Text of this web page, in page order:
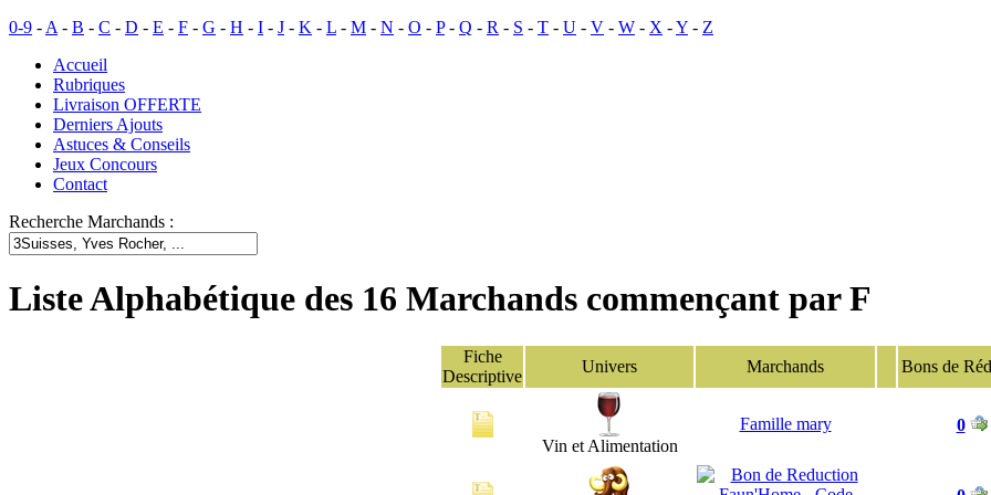
0-9 - A - B - C - D - E - F - G - H - I - J - K - L - M - N - O - P- Q - R - S - T - U - V - W - X -Y - Z
Accueil
Rubriques
Livraison OFFERTE
Derniers Ajouts
Astuces & Conseils
Jeux Concours
Contact
Recherche Marchands :
Liste Alphabétique des 16 Marchands commençant par F
Fiche
Descriptive
Univers Marchands Bons de
Vin et Alimentation
Famille mary 0